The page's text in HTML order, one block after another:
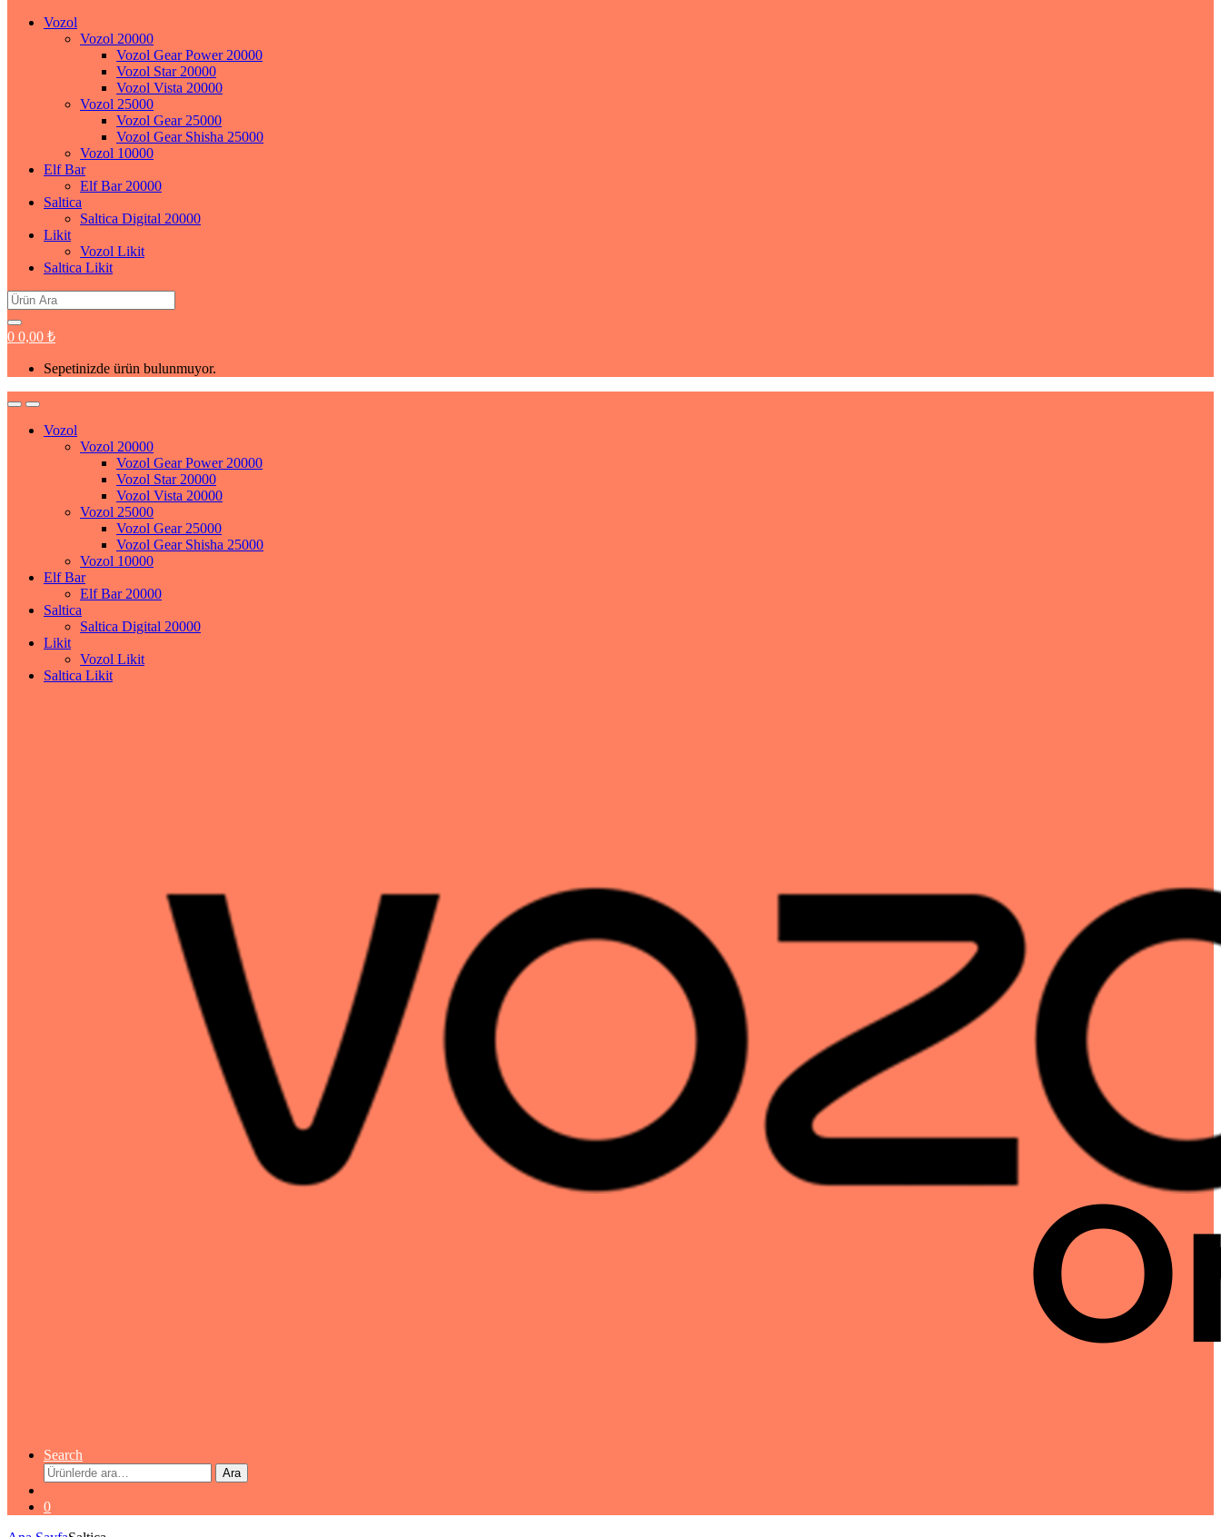
Vozol
Vozol 20000
Vozol Gear Power 20000
Vozol Star 20000
Vozol Vista 20000
Vozol 25000
Vozol Gear 25000
Vozol Gear Shisha 25000
Vozol 10000
Elf Bar
Elf Bar 20000
Saltica
Saltica Digital 20000
Likit
Vozol Likit
Saltica Likit
Search
for:
0 0,00 ₺
Sepetinizde ürün bulunmuyor.
Vozol
Vozol 20000
Vozol Gear Power 20000
Vozol Star 20000
Vozol Vista 20000
Vozol 25000
Vozol Gear 25000
Vozol Gear Shisha 25000
Vozol 10000
Elf Bar
Elf Bar 20000
Saltica
Saltica Digital 20000
Likit
Vozol Likit
Saltica Likit
Search
Ara:
Ara
0